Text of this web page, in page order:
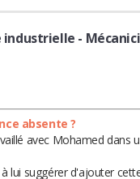
industrielle -
absente ?
avec Mohamed dans
lui suggérer d'ajouter